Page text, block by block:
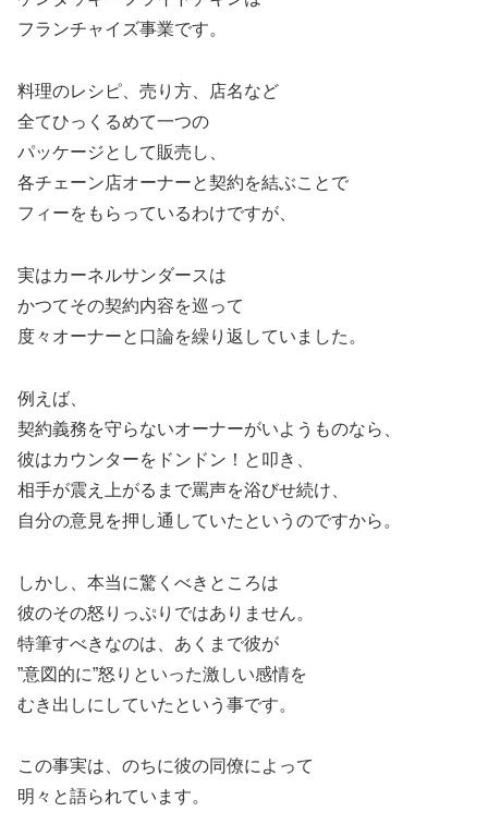
フランチャイズ事業です。
料理のレシピ、売り方、店名など
全てひっくるめて一つの
パッケージとして販売し、
各チェーン店オーナーと契約を結ぶことで
フィーをもらっているわけですが、
実はカーネルサンダースは
かつてその契約内容を巡って
度々オーナーと口論を繰り返していました。
例えば、
契約義務を守らないオーナーがいようものなら、
彼はカウンターをドンドン！と叩き、
相手が震え上がるまで罵声を浴びせ続け、
自分の意見を押し通していたというのですから。
しかし、本当に驚くべきところは
彼のその怒りっぷりではありません。
特筆すべきなのは、あくまで彼が
”意図的に”怒りといった激しい感情を
むき出しにしていたという事です。
この事実は、のちに彼の同僚によって
明々と語られています。